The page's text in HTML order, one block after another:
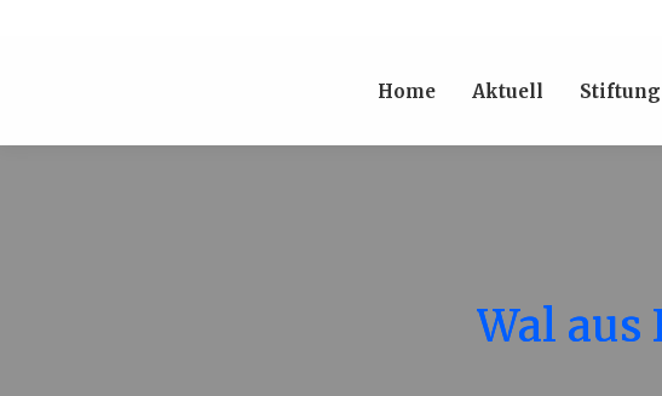
Home Aktuell Stiftung
Wal aus